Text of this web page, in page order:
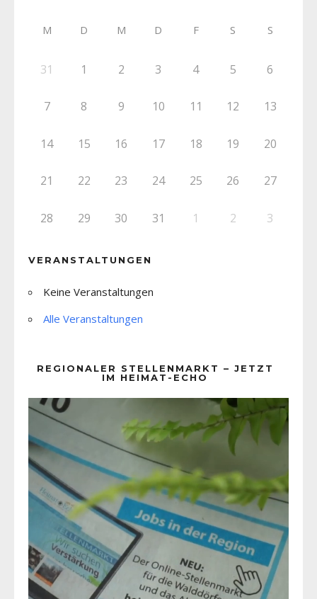
M D M D F S S
31 1 2 3 4 5 6
7 8 9 10 11 12 13
14 15 16 17 18 19 20
21 22 23 24 25 26 27
28 29 30 31 1 2 3
VERANSTALTUNGEN
Keine Veranstaltungen
Alle Veranstaltungen
REGIONALER STELLENMARKT – JETZT
IM HEIMAT-ECHO
Player